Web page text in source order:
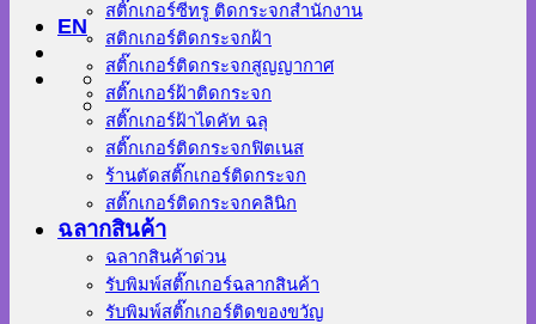
EN
สติ๊กเกอร์ซีทรู ติดกระจกสำนักงาน
สติกเกอร์ติดกระจกฝ้า
สติ๊กเกอร์ติดกระจกสูญญากาศ
สติ๊กเกอร์ฝ้าติดกระจก
สติ๊กเกอร์ฝ้าไดคัท ฉลุ
สติ๊กเกอร์ติดกระจกฟิตเนส
ร้านตัดสติ๊กเกอร์ติดกระจก
สติ๊กเกอร์ติดกระจกคลินิก
ฉลากสินค้า
ฉลากสินค้าด่วน
รับพิมพ์สติ๊กเกอร์ฉลากสินค้า
รับพิมพ์สติ๊กเกอร์ติดของขวัญ